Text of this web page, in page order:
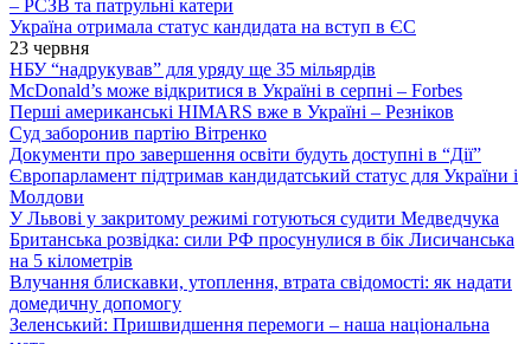
– РСЗВ та патрульні катери
Україна отримала статус кандидата на вступ в ЄС
23 червня
НБУ “надрукував” для уряду ще 35 мільярдів
McDonald’s може відкритися в Україні в серпні – Forbes
Перші американські HIMARS вже в Україні – Резніков
Суд заборонив партію Вітренко
Документи про завершення освіти будуть доступні в “Дії”
Європарламент підтримав кандидатський статус для України і
Молдови
У Львові у закритому режимі готуються судити Медведчука
Британська розвідка: сили РФ просунулися в бік Лисичанська
на 5 кілометрів
Влучання блискавки, утоплення, втрата свідомості: як надати
домедичну допомогу
Зеленський: Пришвидшення перемоги – наша національна